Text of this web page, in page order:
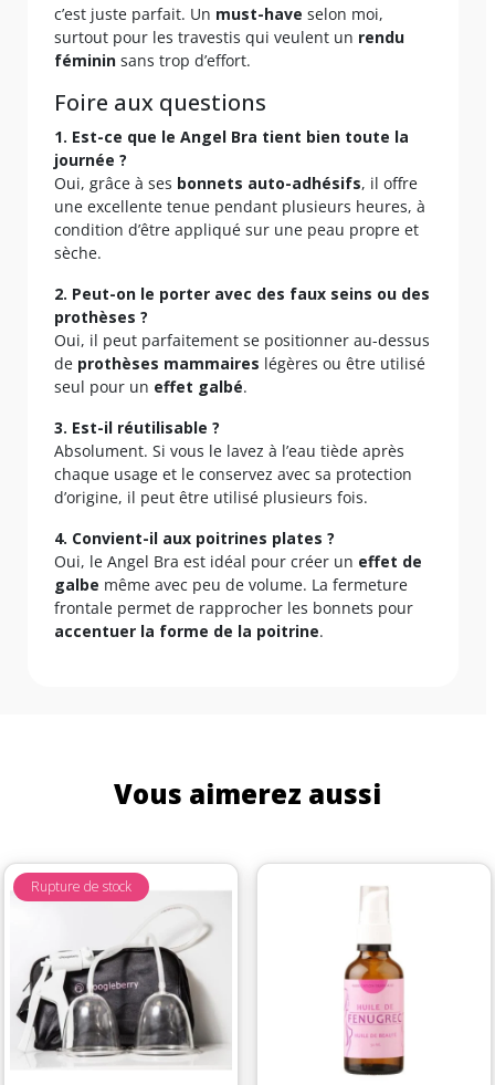
c’est juste parfait. Un must-have selon moi,
surtout pour les travestis qui veulent un rendu
féminin sans trop d’effort.
Foire aux questions
1. Est-ce que le Angel Bra tient bien toute la
journée ?
Oui, grâce à ses bonnets auto-adhésifs, il offre
une excellente tenue pendant plusieurs heures, à
condition d’être appliqué sur une peau propre et
sèche.
2. Peut-on le porter avec des faux seins ou des
prothèses ?
Oui, il peut parfaitement se positionner au-dessus
de prothèses mammaires légères ou être utilisé
seul pour un effet galbé.
3. Est-il réutilisable ?
Absolument. Si vous le lavez à l’eau tiède après
chaque usage et le conservez avec sa protection
d’origine, il peut être utilisé plusieurs fois.
4. Convient-il aux poitrines plates ?
Oui, le Angel Bra est idéal pour créer un effet de
galbe même avec peu de volume. La fermeture
frontale permet de rapprocher les bonnets pour
accentuer la forme de la poitrine.
Vous aimerez aussi
Rupture de stock